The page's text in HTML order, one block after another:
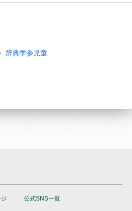
辞典学参児童
公式SNS一覧